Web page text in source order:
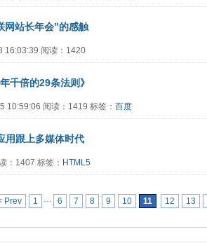
网站长年会”的感触
16:03:39 阅读：1420
千倍的29条法则》
10:59:06 阅读：1419 标签： 百度
用跟上多媒体时代
：1407 标签： HTML5
Prev 1 ··· 6 7 8 9 10 11 12 13